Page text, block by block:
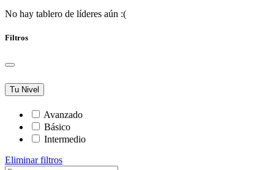
No hay tablero de líderes aún :(
Filtros
Tu Nivel
Avanzado
Básico
Intermedio
Eliminar filtros